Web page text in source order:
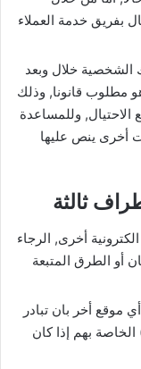
بفريق خدمة العملاء
الشخصية خلال وبعد
مطلوب قانونا, وذلك
الاحتيال, وللمساعدة
أخرى ينص عليها
ثالثة
أخرى, الرجاء
أو الطرق المتبعة
موقع أخر بان تبادر
الخاصة بهم إذا كان